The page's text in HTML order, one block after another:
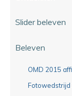
Slider beleven
Beleven
OMD 2015
Fotowedstrijd